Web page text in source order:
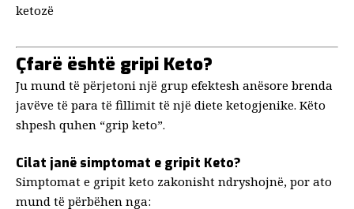
ketozë
Çfarë është gripi Keto?
Ju mund të përjetoni një grup efektesh anësore brenda
javëve të para të fillimit të një diete ketogjenike. Këto
shpesh quhen “grip keto”.
Cilat janë simptomat e gripit Keto?
Simptomat e gripit keto zakonisht ndryshojnë, por ato
mund të përbëhen nga: